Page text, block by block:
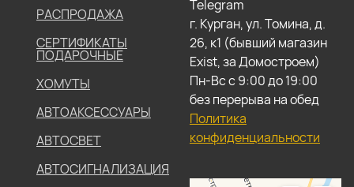
РАСПРОДАЖА
СЕРТИФИКАТЫ
ПОДАРОЧНЫЕ
ХОМУТЫ
АВТОАКСЕССУАРЫ
АВТОСВЕТ
АВТОСИГНАЛИЗАЦИЯ
Telegram
г. Курган, ул. Томина, д.
26, к1 (бывший магазин
Exist, за Домостроем)
Пн-Вс с 9:00 до 19:00
без перерыва на обед
Политика
конфиденциальности